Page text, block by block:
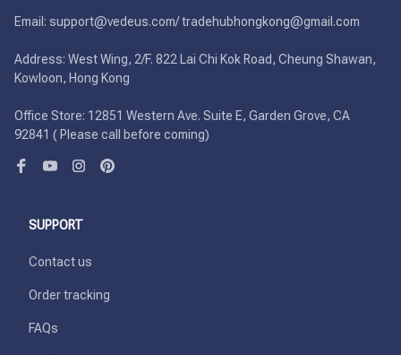
Email: support@vedeus.com/ tradehubhongkong@gmail.com
Address: West Wing, 2/F. 822 Lai Chi Kok Road, Cheung Shawan,
Kowloon, Hong Kong
Office Store: 12851 Western Ave. Suite E, Garden Grove, CA
92841 ( Please call before coming)
SUPPORT
Contact us
Order tracking
FAQs